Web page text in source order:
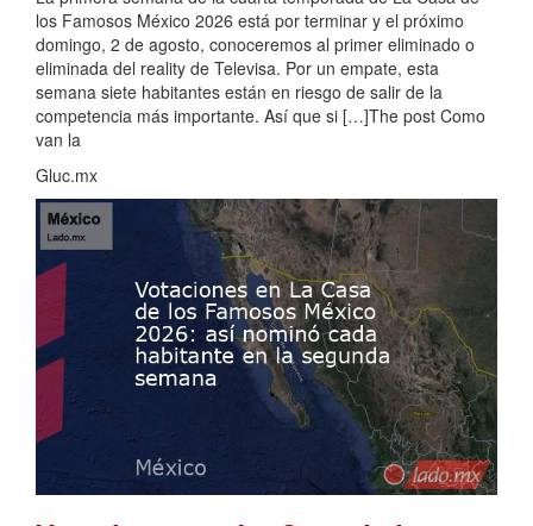
los Famosos México 2026 está por terminar y el próximo
domingo, 2 de agosto, conoceremos al primer eliminado o
eliminada del reality de Televisa. Por un empate, esta
semana siete habitantes están en riesgo de salir de la
competencia más importante. Así que si […]The post Como
van la
Gluc.mx